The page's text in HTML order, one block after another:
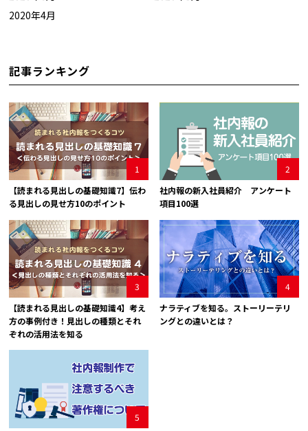
2020年4月
記事ランキング
1
【読まれる見出しの基礎知識7】伝わ
る見出しの見せ方10のポイント
2
社内報の新入社員紹介 アンケート
項目100選
3
【読まれる見出しの基礎知識4】考え
方の事例付き！見出しの種類とそれ
ぞれの活用法を知る
4
ナラティブを知る。ストーリーテリ
ングとの違いとは？
5